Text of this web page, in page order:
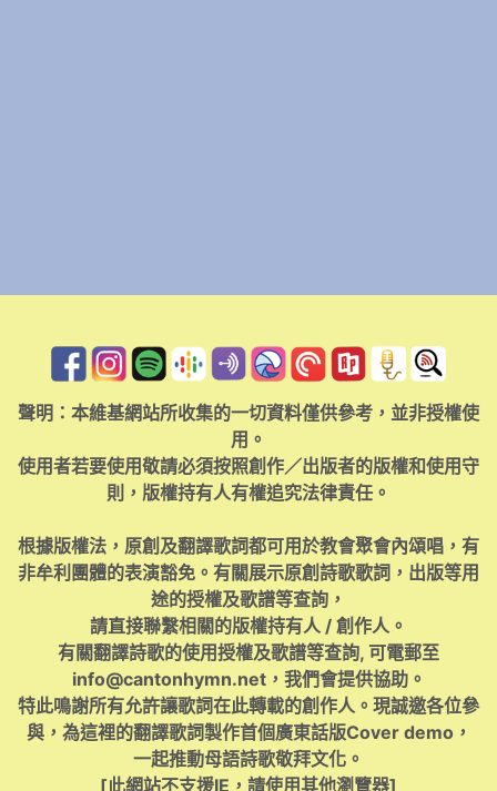
聲明：本維基網站所收集的一切資料僅供參考，並非授權使
用。
使用者若要使用敬請必須按照創作／出版者的版權和使用守
則，版權持有人有權追究法律責任。
根據版權法，原創及翻譯歌詞都可用於教會聚會內頌唱，有
非牟利團體的表演豁免。有關展示原創詩歌歌詞，出版等用
途的授權及歌譜等查詢，
請直接聯繫相關的版權持有人 / 創作人。
有關翻譯詩歌的使用授權及歌譜等查詢, 可電郵至
info@cantonhymn.net，我們會提供協助。
特此鳴謝所有允許讓歌詞在此轉載的創作人。現誠邀各位參
與，為這裡的翻譯歌詞製作首個廣東話版Cover demo，
一起推動母語詩歌敬拜文化。
[此網站不支援IE，請使用其他瀏覽器]